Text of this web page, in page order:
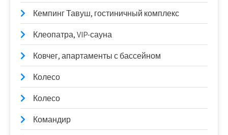
Кемпинг Тавуш, гостиничный комплекс
Клеопатра, VIP-сауна
Ковчег, апартаменты с бассейном
Колесо
Колесо
Командир